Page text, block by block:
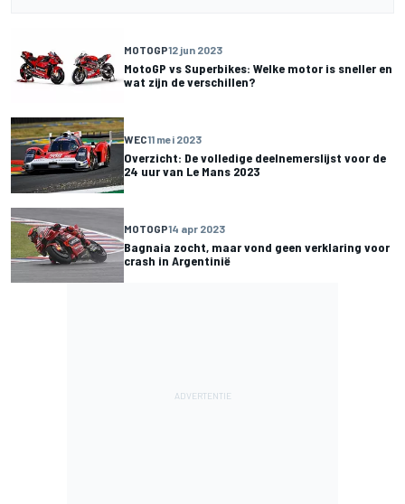
MOTOGP12 jun 2023
MotoGP vs Superbikes: Welke motor is sneller en
wat zijn de verschillen?
WEC11 mei 2023
Overzicht: De volledige deelnemerslijst voor de
24 uur van Le Mans 2023
MOTOGP14 apr 2023
Bagnaia zocht, maar vond geen verklaring voor
crash in Argentinië